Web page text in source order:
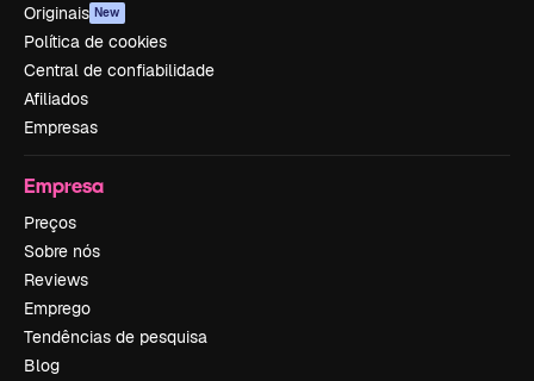
Originais New
Política de cookies
Central de confiabilidade
Afiliados
Empresas
Empresa
Preços
Sobre nós
Reviews
Emprego
Tendências de pesquisa
Blog